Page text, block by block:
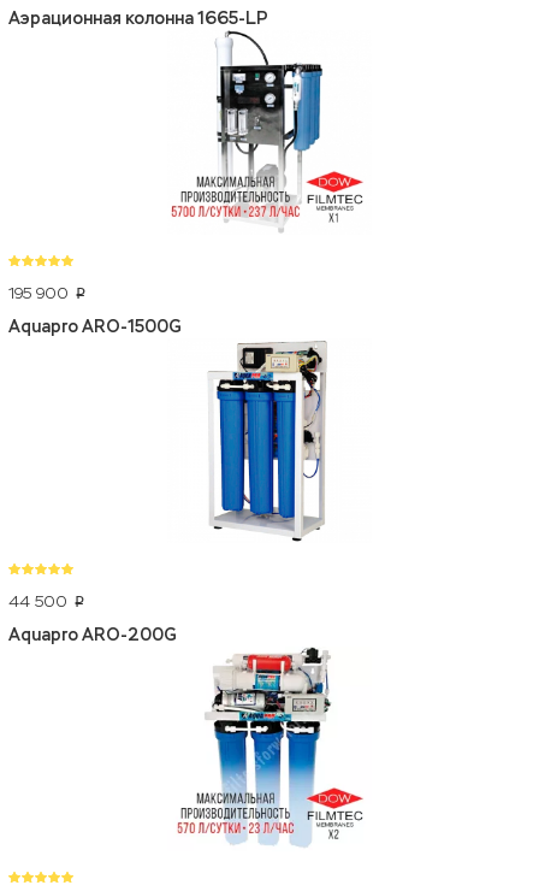
Аэрационная колонна 1665-LP
195 900 p
Aquapro ARO-1500G
44 500 p
Aquapro ARO-200G